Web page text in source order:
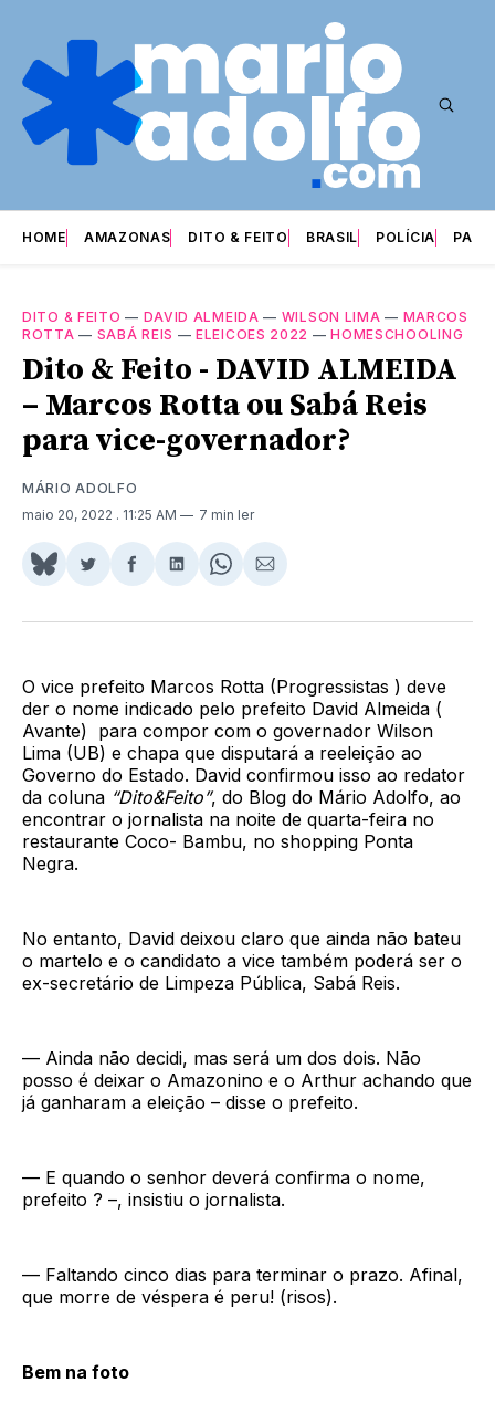
HOME AMAZONAS DITO & FEITO BRASIL POLÍCIA
DITO & FEITO — DAVID ALMEIDA — WILSON LIMA — MARCOS
ROTTA — SABÁ REIS —ELEICOES 2022 —HOMESCHOOLING
Dito & Feito - DAVID ALMEIDA
– Marcos Rotta ou Sabá Reis
para vice-governador?
MÁRIO ADOLFO
maio 20, 2022 . 11:25 AM 7 min ler
Share
BlueSky
Compartilhar
Twitter
Compartilhar
Facebook
Compartilhar
LinkedIn
Share
WhatsApp
Compartilhar
Email
O vice prefeito Marcos Rotta (Progressistas ) deve
der o nome indicado pelo prefeito David Almeida (
Avante) para compor com o governador Wilson
Lima (UB) e chapa que disputará a reeleição ao
Governo do Estado. David confirmou isso ao redator
da coluna “Dito&Feito”, do Blog do Mário Adolfo, ao
encontrar o jornalista na noite de quarta-feira no
restaurante Coco- Bambu, no shopping Ponta
Negra.
No entanto, David deixou claro que ainda não bateu
o martelo e o candidato a vice também poderá ser o
ex-secretário de Limpeza Pública, Sabá Reis.
— Ainda não decidi, mas será um dos dois. Não
posso é deixar o Amazonino e o Arthur achando que
já ganharam a eleição – disse o prefeito.
— E quando o senhor deverá confirma o nome,
prefeito ? –, insistiu o jornalista.
— Faltando cinco dias para terminar o prazo. Afinal,
que morre de véspera é peru! (risos).
Bem na foto